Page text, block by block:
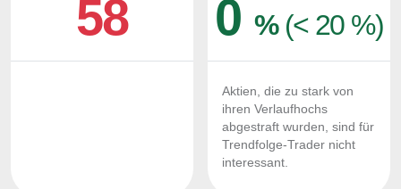
58 0 % (< 20 %)
Aktien, die zu stark von
ihren Verlaufhochs
abgestraft wurden, sind für
Trendfolge-Trader nicht
interessant.